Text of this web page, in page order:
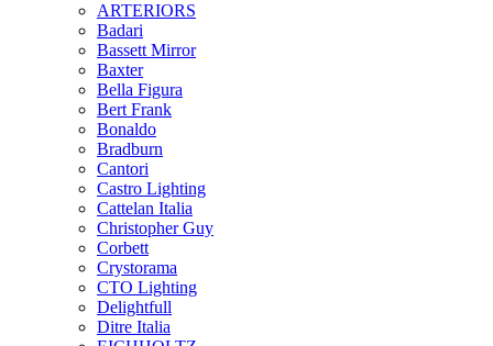
ARTERIORS
Badari
Bassett Mirror
Baxter
Bella Figura
Bert Frank
Bonaldo
Bradburn
Cantori
Castro Lighting
Cattelan Italia
Christopher Guy
Corbett
Crystorama
CTO Lighting
Delightfull
Ditre Italia